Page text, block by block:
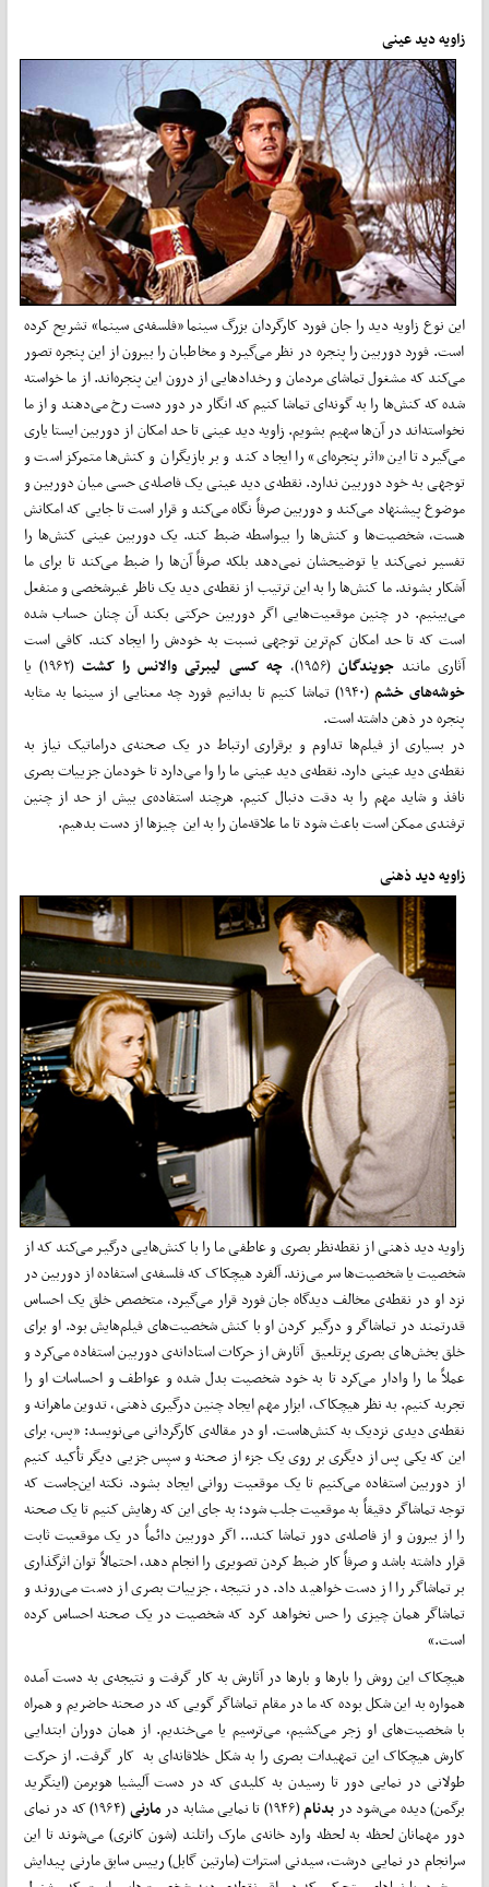
زاویه دید عینی
این نوع زاویه دید را جان فورد کارگردان بزرگ سینما «فلسفه‌ی سینما» تشریح کرده
است. فورد دوربین را پنجره‌ در نظر می‌گیرد و مخاطبان را بیرون از این پنجره تصور
می‌کند که مشغول تماشای مردمان و رخداد‌‌هایی از درون این پنجره‌اند. از ما خواسته
شده که کنش‌‌ها را به گونه‌‌ای تماشا کنیم که انگار در دور دست رخ می‌دهند و از ما
نخواسته‌اند در آن‌ها سهیم بشویم. زاویه دید عینی تا حد امکان از دوربین ایستا یاری
می‌گیرد تا این «اثر پنجره‌ای» را ایجاد کند و بر بازیگران و کنش‌ها متمرکز است و
توجهی به خود دوربین ندارد. نقطه‌ی دید عینی یک فاصله‌ی حسی میان دوربین و
موضوع پیشنهاد می‌کند و دوربین صرفاً نگاه می‌کند و قرار است تا جایی که امکانش
هست، شخصیت‌ها و کنش‌‌‌ها را بیواسطه ضبط کند. یک دوربین عینی کنش‌ها را
تفسیر نمی‌کند یا توضیحشان نمی‌دهد بلکه صرفاً آن‌ها را ضبط می‌کند تا برای ما
آشکار بشوند. ما کنش‌‌ها را به این ترتیب از نقطه‌ی دید یک ناظر غیرشخصی و منفعل
می‌بینیم. در چنین موقعیت‌هایی اگر دوربین حرکتی بکند آن چنان حساب شده
است که تا حد امکان کم‌ترین توجهی نسبت به خودش را ایجاد کند. کافی است
آثاری مانند جویندگان(۱۹۵۶)، چه کسی لیبرتی والانس را کشت(۱۹۶۲) یا
خوشه‌‌های خشم
(۱۹۴۰) تماشا کنیم تا بدانیم فورد چه معنایی از سینما به مثابه
پنجره در ذهن داشته است.
در بسیاری از فیلم‌‌ها تداوم و برقراری ارتباط در یک صحنه‌ی دراماتیک نیاز به
نقطه‌ی ‌دید عینی دارد. نقطه‌ی دید عینی ما را وا می‌دارد تا خودمان جزییات بصری
نافذ و شاید مهم را به دقت دنبال کنیم. هرچند استفاده‌ی ‌بیش از حد از چنین
ترفندی ممکن است باعث شود تا ما علاقه‌مان را به این چیزها از دست بدهیم.
زاویه دید ذهنی
زاویه دید ذهنی از نقطه‌نظر بصری و عاطفی ما را با کنش‌هایی درگیر می‌کند که از
شخصیت یا شخصیت‌‌ها سر می‌زند. آلفرد هیچکاک که فلسفه‌ی استفاده از دوربین در
نزد او در نقطه‌ی مخالف دیدگاه جان فورد قرار می‌گیرد، متخصص خلق یک احساس
قدرتمند در تماشاگر و درگیر کردن او با کنش شخصیت‌های فیلم‌هایش بود. او برای
خلق بخش‌های بصری پرتلعیق آثارش از حرکات استادانه‌ی دوربین استفاده می‌کرد و
عملاً ما را وادار می‌کرد تا به خود شخصیت بدل شده و عواطف و احساسات او را
تجربه کنیم. به نظر هیچکاک،‌ ابزار مهم ایجاد چنین درگیری ذهنی، تدوین ماهرانه و
نقطه‌ی دیدی نزدیک به کنش‌هاست. او در مقاله‌ی کارگردانی می‌نویسد: «پس، برای
این که یکی پس از دیگری بر روی یک جزء از صحنه و سپس جزیی دیگر تأکید کنیم
از دوربین استفاده می‌کنیم تا یک موقعیت روانی ایجاد بشود. نکته این‌جاست که
توجه تماشاگر دقیقاً به موقعیت جلب شود؛ به جای این که رهایش کنیم تا یک صحنه
را از بیرون و از فاصله‌ی دور تماشا کند... اگر دوربین دائماً در یک موقعیت ثابت
قرار داشته باشد و صرفاً کار ضبط کردن تصویری را انجام دهد، احتمالاً توان اثرگذاری
بر تماشاگر را از دست خواهید داد. در نتیجه، جزییات بصری از دست می‌روند و
تماشاگر همان چیزی را حس نخواهد کرد که شخصیت در یک صحنه احساس کرده
است.»
هیچکاک این روش را بارها و بارها در آثارش به کار گرفت و نتیجه‌ی به دست آمده
همواره به این شکل بوده که ما در مقام تماشاگر گویی که در صحنه حاضریم و همراه
با شخصیت‌‌‌های او زجر می‌کشیم، می‌ترسیم یا می‌‌خندیم. از همان دوران ابتدایی
کارش هیچکاک این تمهیدات بصری را به شکل خلاقانه‌ای به کار گرفت. از حرکت
طولانی در نمایی دور تا رسیدن به کلیدی که در دست آلیشیا هوبرمن (اینگرید
برگمن) دیده می‌شود دربدنام(۱۹۴۶) تا نمایی مشابه در مارنی
(۱۹۶۴) که در نمای
دور مهمانان لحظه به لحظه وارد خانه‌ی مارک راتلند (شون کانری) می‌شوند تا این
سرانجام در نمایی درشت، سیدنی استرات (مارتین گابل) رییس سابق مارنی پیدایش